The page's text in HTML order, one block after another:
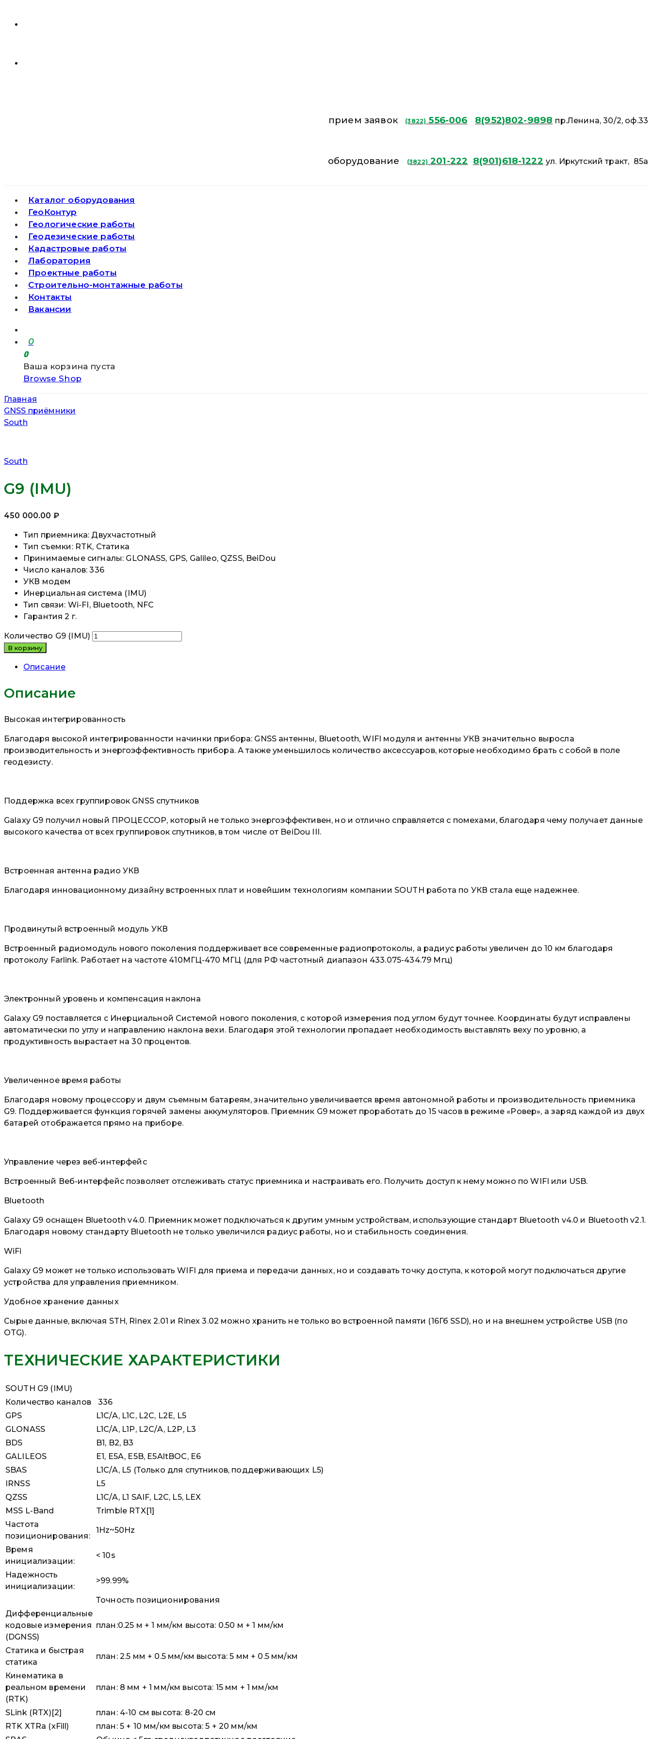
прием заявок (3822) 556-006 8(952)802-9898 пр.Ленина, 30/2, оф.33
оборудование (3822) 201-222 8(901)618-1222 ул. Иркутский тракт, 85а
Каталог оборудования
ГеоКонтур
Геологические работы
Геодезические работы
Кадастровые работы
Лаборатория
Проектные работы
Строительно-монтажные работы
Контакты
Вакансии
0
0
Ваша корзина пуста
Browse Shop
Главная
GNSS приёмники
South
South
G9 (IMU)
450 000.00 ₽
Тип приемника: Двухчастотный
Тип съемки: RTK, Статика
Принимаемые сигналы: GLONASS, GPS, Galileo, QZSS, BeiDou
Число каналов: 336
УКВ модем
Инерциальная система (IMU)
Тип связи: Wi-FI, Bluetooth, NFC
Гарантия 2 г.
Количество G9 (IMU)
В корзину
Описание
Описание
Высокая интегрированность
Благодаря высокой интегрированности начинки прибора: GNSS антенны, Bluetooth, WIFI модуля и антенны УКВ значительно выросла
производительность и энергоэффективность прибора. А также уменьшилось количество аксессуаров, которые необходимо брать с собой в поле
геодезисту.
Поддержка всех группировок GNSS спутников
Galaxy G9 получил новый ПРОЦЕССОР, который не только энергоэффективен, но и отлично справляется с помехами, благодаря чему получает данные
высокого качества от всех группировок спутников, в том числе от BeiDou III.
Встроенная антенна радио УКВ
Благодаря инновационному дизайну встроенных плат и новейшим технологиям компании SOUTH работа по УКВ стала еще надежнее.
Продвинутый встроенный модуль УКВ
Встроенный радиомодуль нового поколения поддерживает все современные радиопротоколы, а радиус работы увеличен до 10 км благодаря
протоколу Farlink. Работает на частоте 410МГЦ-470 МГЦ (для РФ частотный диапазон 433.075-434.79 Мгц)
Электронный уровень и компенсация наклона
Galaxy G9 поставляется с Инерциальной Системой нового поколения, с которой измерения под углом будут точнее. Координаты будут исправлены
автоматически по углу и направлению наклона вехи. Благодаря этой технологии пропадает необходимость выставлять веху по уровню, а
продуктивность вырастает на 30 процентов.
Увеличенное время работы
Благодаря новому процессору и двум съемным батареям, значительно увеличивается время автономной работы и производительность приемника
G9. Поддерживается функция горячей замены аккумуляторов. Приемник G9 может проработать до 15 часов в режиме «Ровер», а заряд каждой из двух
батарей отображается прямо на приборе.
Управление через веб-интерфейс
Встроенный Веб-интерфейс позволяет отслеживать статус приемника и настраивать его. Получить доступ к нему можно по WIFI или USB.
Bluetooth
Galaxy G9 оснащен Bluetooth v4.0. Приемник может подключаться к другим умным устройствам, использующие стандарт Bluetooth v4.0 и Bluetooth v2.1.
Благодаря новому стандарту Bluetooth не только увеличился радиус работы, но и стабильность соединения.
WiFi
Galaxy G9 может не только использовать WIFI для приема и передачи данных, но и создавать точку доступа, к которой могут подключаться другие
устройства для управления приемником.
Удобное хранение данных
Сырые данные, включая STH, Rinex 2.01 и Rinex 3.02 можно хранить не только во встроенной памяти (16Гб SSD), но и на внешнем устройстве USB (по
OTG).
ТЕХНИЧЕСКИЕ ХАРАКТЕРИСТИКИ
SOUTH G9 (IMU)
Количество каналов
336
GPS
L1C/A, L1C, L2C, L2E, L5
GLONASS
L1C/A, L1P, L2C/A, L2P, L3
BDS
B1, B2, B3
GALILEOS
E1, E5A, E5B, E5AltBOC, E6
SBAS
L1C/A, L5 (Только для спутников, поддерживающих L5)
IRNSS
L5
QZSS
L1C/A, L1 SAIF, L2C, L5, LEX
MSS L-Band
Trimble RTX[1]
Частота
позиционирования:
1Hz~50Hz
Время
инициализации:
< 10s
Надежность
инициализации:
>99.99%
Точность позиционирования
Дифференциальные
кодовые измерения
(DGNSS)
план:0.25 м + 1 мм/км высота: 0.50 м + 1 мм/км
Статика и быстрая
статика
план: 2.5 мм + 0.5 мм/км высота: 5 мм + 0.5 мм/км
Кинематика в
реальном времени
(RTK)
план: 8 мм + 1 мм/км высота: 15 мм + 1 мм/км
SLink (RTX)[2]
план: 4-10 см высота: 8-20 см
RTK XTRa (xFill)
план: 5 + 10 мм/км высота: 5 + 20 мм/км